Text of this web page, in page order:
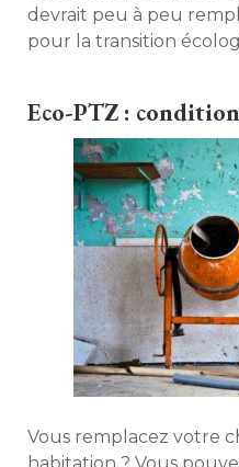
devrait peu à peu
pour la transition
Eco-PTZ :
Vous remplacez votre